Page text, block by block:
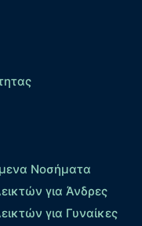
Νοσήματα
για Άνδρες
για Γυναίκες